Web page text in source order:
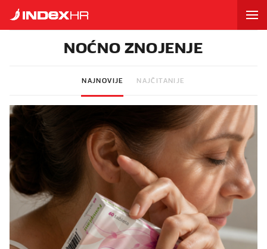
NOĆNO ZNOJENJE
NAJNOVIJE NAJČITANIJE